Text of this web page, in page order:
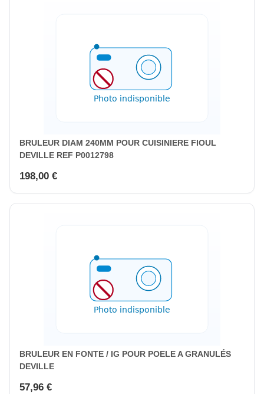
BRULEUR DIAM 240MM POUR CUISINIERE FIOUL
DEVILLE REF P0012798
198,00 €
BRULEUR EN FONTE / IG POUR POELE A GRANULÉS
DEVILLE
57,96 €